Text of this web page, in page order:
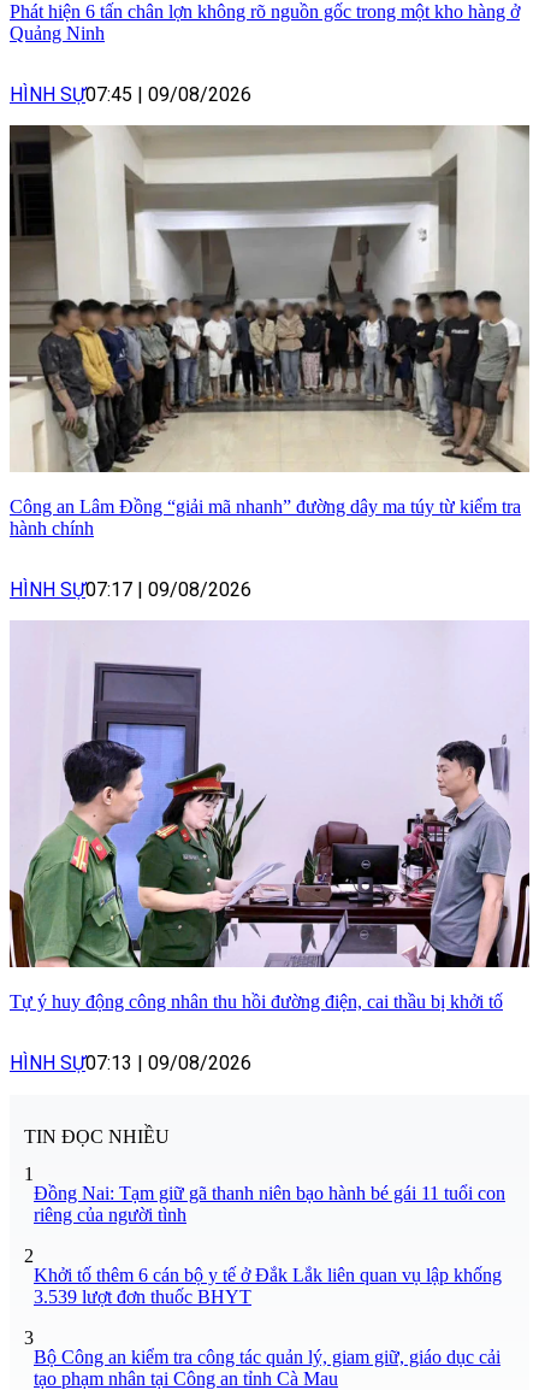
Phát hiện 6 tấn chân lợn không rõ nguồn gốc trong một kho hàng ở
Quảng Ninh
HÌNH SỰ07:45 09/08/2026
Công an Lâm Đồng “giải mã nhanh” đường dây ma túy từ kiểm tra
hành chính
HÌNH SỰ07:17 09/08/2026
Tự ý huy động công nhân thu hồi đường điện, cai thầu bị khởi tố
HÌNH SỰ07:13 09/08/2026
TIN ĐỌC NHIỀU
1
Đồng Nai: Tạm giữ gã thanh niên bạo hành bé gái 11 tuổi con
riêng của người tình
2
Khởi tố thêm 6 cán bộ y tế ở Đắk Lắk liên quan vụ lập khống
3.539 lượt đơn thuốc BHYT
3
Bộ Công an kiểm tra công tác quản lý, giam giữ, giáo dục cải
tạo phạm nhân tại Công an tỉnh Cà Mau